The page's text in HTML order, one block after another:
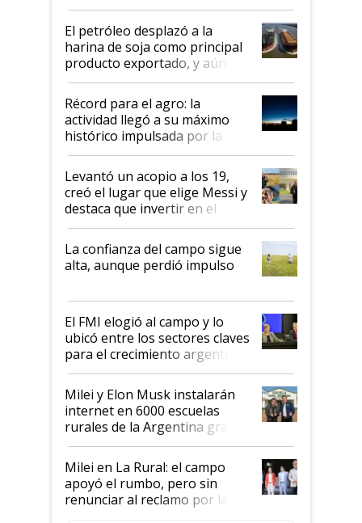
El petróleo desplazó a la
harina de soja como principal
producto exportado, y aún así
el agro aportó casi seis de cada
diez dólares y sostuvo el
liderazgo en un semestre
récord
Récord para el agro: la
actividad llegó a su máximo
histórico impulsada por la
cosecha y las exportaciones
Levantó un acopio a los 19,
creó el lugar que elige Messi y
destaca que invertir en el
kirchnerismo era como "darle
plata a un hijo para droga":
Juan Félix Rossetti, el libertario
que de una dura crisis salió
de Milei
La confianza del campo sigue
alta, aunque perdió impulso
El FMI elogió al campo y lo
ubicó entre los sectores claves
para el crecimiento argentino
Milei y Elon Musk instalarán
internet en 6000 escuelas
rurales de la Argentina gracias
a un acuerdo con Starlink
Milei en La Rural: el campo
apoyó el rumbo, pero sin
renunciar al reclamo por las